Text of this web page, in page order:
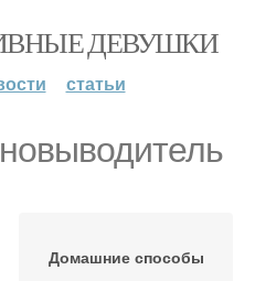
ДЕВУШКИ
статьи
Домашние способы